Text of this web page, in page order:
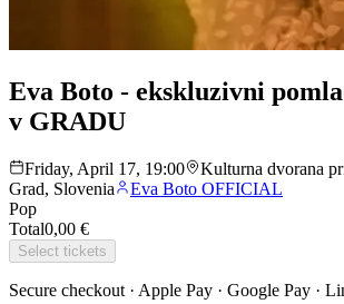
Eva Boto - ekskluzivni
v GRADU
Friday, April 17, 19:00
Kulturna dvorana
Grad, Slovenia
Eva Boto OFFICIAL
Pop
Total0,00 €
Select tickets
Secure checkout · Apple Pay · Google Pay ·